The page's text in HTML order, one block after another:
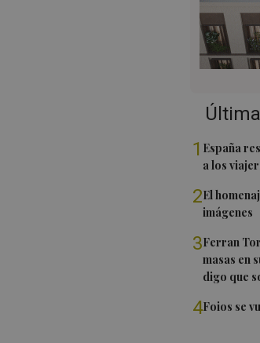
1 España
a los
2El
imágenes
3Ferran
masas en
digo que
4Foios se